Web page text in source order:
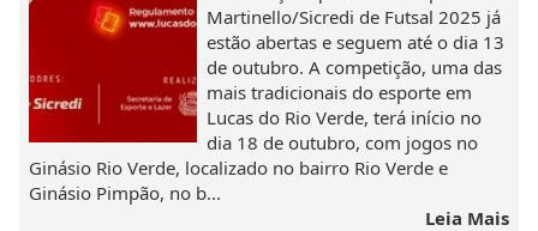
Martinello/Sicredi de Futsal 2025 já
estão abertas e seguem até o dia 13
de outubro. A competição, uma das
mais tradicionais do esporte em
Lucas do Rio Verde, terá início no
dia 18 de outubro, com jogos no
Ginásio Rio Verde, localizado no bairro Rio Verde e
Ginásio Pimpão, no b...
Leia Mais